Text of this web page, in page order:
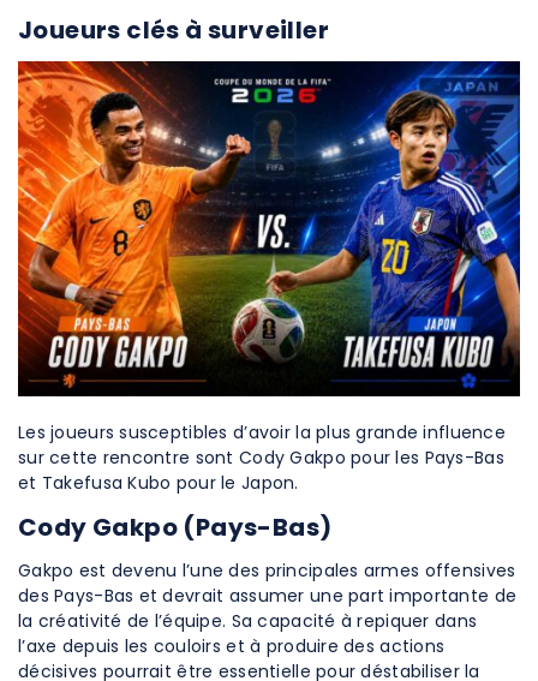
Joueurs clés à surveiller
Les joueurs susceptibles d’avoir la plus grande influence
sur cette rencontre sont Cody Gakpo pour les Pays-Bas
et Takefusa Kubo pour le Japon.
Cody Gakpo (Pays-Bas)
Gakpo est devenu l’une des principales armes offensives
des Pays-Bas et devrait assumer une part importante de
la créativité de l’équipe. Sa capacité à repiquer dans
l’axe depuis les couloirs et à produire des actions
décisives pourrait être essentielle pour déstabiliser la